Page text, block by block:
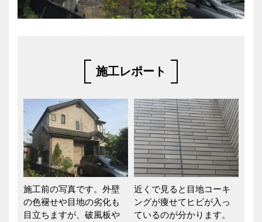
施工レポート
施工前の写真です。外壁
の色褪せや目地の劣化も
目立ちますが、破風板や
近くで見ると目地コーキ
ングが痩せてヒビが入っ
ているのが分かります。